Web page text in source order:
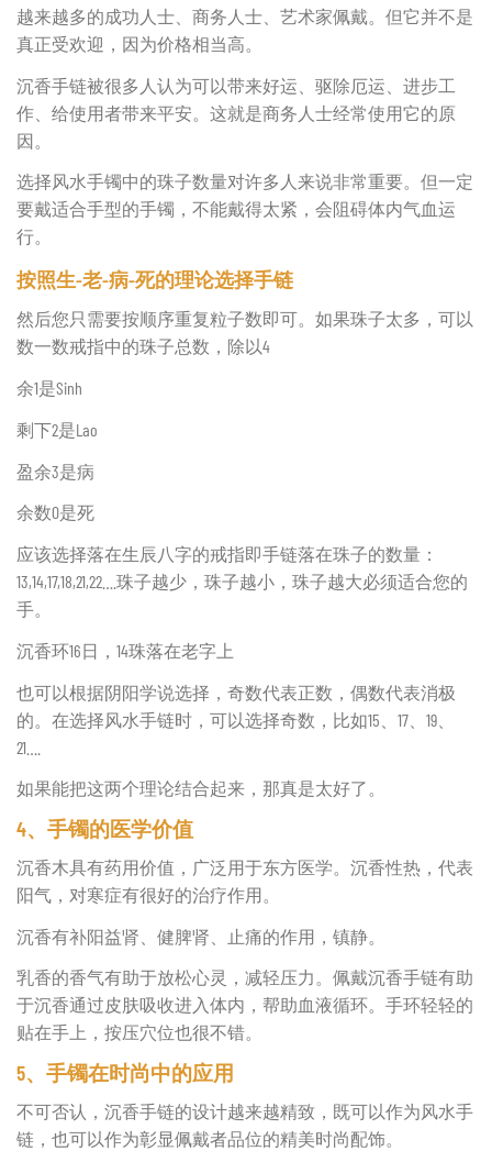
越来越多的成功人士、商务人士、艺术家佩戴。但它并不是
真正受欢迎，因为价格相当高。
沉香手链被很多人认为可以带来好运、驱除厄运、进步工
作、给使用者带来平安。这就是商务人士经常使用它的原
因。
选择风水手镯中的珠子数量对许多人来说非常重要。但一定
要戴适合手型的手镯，不能戴得太紧，会阻碍体内气血运
行。
按照生-老-病-死的理论选择手链
然后您只需要按顺序重复粒子数即可。如果珠子太多，可以
数一数戒指中的珠子总数，除以4
余1是Sinh
剩下2是Lao
盈余3是病
余数0是死
应该选择落在生辰八字的戒指即手链落在珠子的数量：
13,14,17,18,21,22….珠子越少，珠子越小，珠子越大必须适合您的
手。
沉香环16日，14珠落在老字上
也可以根据阴阳学说选择，奇数代表正数，偶数代表消极
的。在选择风水手链时，可以选择奇数，比如15、17、19、
21….
如果能把这两个理论结合起来，那真是太好了。
4、手镯的医学价值
沉香木具有药用价值，广泛用于东方医学。沉香性热，代表
阳气，对寒症有很好的治疗作用。
沉香有补阳益肾、健脾肾、止痛的作用，镇静。
乳香的香气有助于放松心灵，减轻压力。佩戴沉香手链有助
于沉香通过皮肤吸收进入体内，帮助血液循环。手环轻轻的
贴在手上，按压穴位也很不错。
5、手镯在时尚中的应用
不可否认，沉香手链的设计越来越精致，既可以作为风水手
链，也可以作为彰显佩戴者品位的精美时尚配饰。